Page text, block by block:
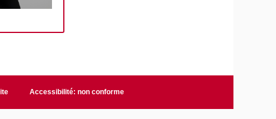
Accessibilité: non conforme